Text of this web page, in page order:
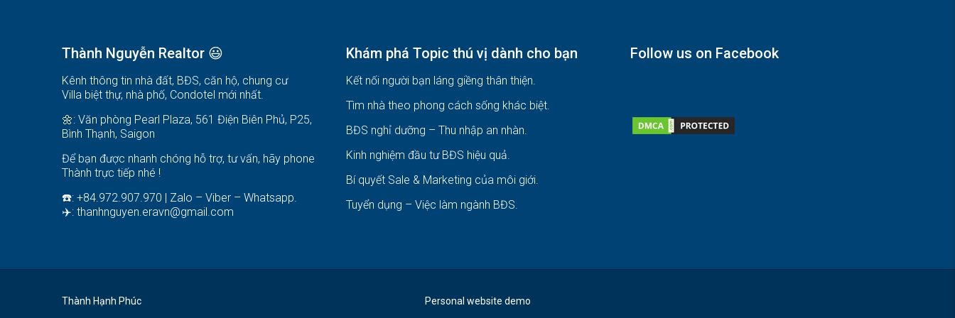
Thành Nguyễn Realtor 😃
Kênh thông tin nhà đất, BĐS, căn hộ, chung cư
Villa biệt thự, nhà phố, Condotel mới nhất.
🌼: Văn phòng Pearl Plaza, 561 Điện Biên Phủ, P25,
Bình Thạnh, Saigon
Để bạn được nhanh chóng hỗ trợ, tư vấn, hãy phone
Thành trực tiếp nhé !
☎️: +84.972.907.970 | Zalo – Viber – Whatsapp.
✈️: thanhnguyen.eravn@gmail.com
Khám phá Topic thú vị dành cho bạn
Kết nối người bạn láng giềng thân thiện.
Tìm nhà theo phong cách sống khác biệt.
BĐS nghỉ dưỡng – Thu nhập an nhàn.
Kinh nghiệm đầu tư BĐS hiệu quả.
Bí quyết Sale & Marketing của môi giới.
Tuyển dụng – Việc làm ngành BĐS.
Follow us on Facebook
Thành Hạnh Phúc Personal website demo